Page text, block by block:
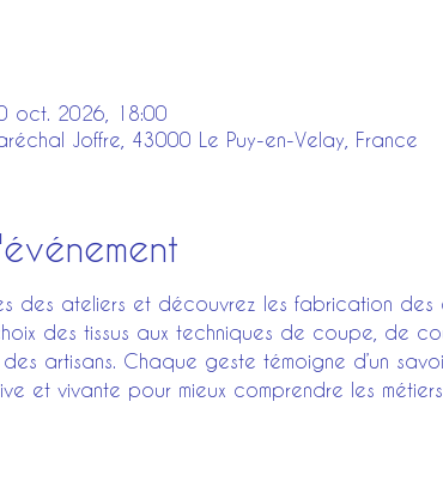
oct. 2026, 18:00
Joffre, 43000 Le Puy-en-Velay, France
des ateliers et découvrez les fabrication
des tissus aux techniques de coupe, de
artisans. Chaque geste témoigne d’un
et vivante pour mieux comprendre les